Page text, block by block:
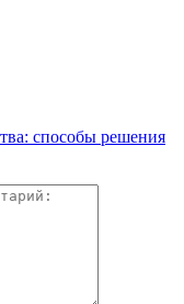
способы решения